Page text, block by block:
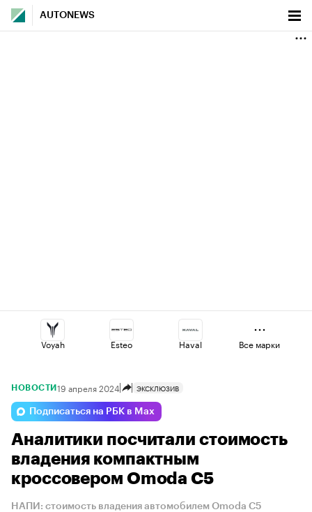
AUTONEWS
Voyah Esteo Haval
Omoda Geely
Volga Jaecoo Changan
Все марки
НОВОСТИ 19 апреля 2024 ЭКСКЛЮЗИВ
Подписаться на РБК в Max
Аналитики посчитали стоимость
владения компактным
кроссовером Omoda C5
НАПИ: стоимость владения автомобилем Omoda C5